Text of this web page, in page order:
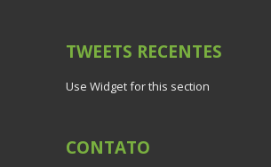
TWEETS RECENTES
Use Widget for this section
CONTATO